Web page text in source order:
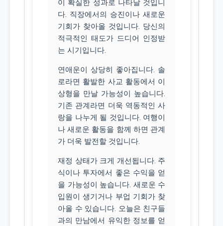
이 확실한 성과로 나타날 것입니
다. 직장에서의 승진이나 새로운
기회가 찾아올 것입니다. 당신의
적극적인 태도가 드디어 인정받
는 시기입니다.
연애운이 상당히 좋아집니다. 솔
로라면 활발한 사교 활동에서 이
상형을 만날 가능성이 높습니다.
기존 관계라면 더욱 역동적인 사
랑을 나누게 될 것입니다. 여행이
나 새로운 활동을 함께 하면 관계
가 더욱 발전할 것입니다.
재정 상태가 크게 개선됩니다. 주
식이나 투자에서 좋은 수익을 얻
을 가능성이 높습니다. 새로운 수
입원이 생기거나 부업 기회가 찾
아올 수 있습니다. 오늘은 친구들
과의 만남에서 유익한 정보를 얻